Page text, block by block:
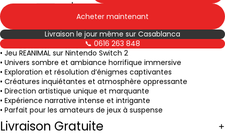
Acheter maintenant
Livraison le jour même sur Casablanca
📞 0616 263 848
• Jeu REANIMAL sur Nintendo Switch 2
• Univers sombre et ambiance horrifique immersive
• Exploration et résolution d’énigmes captivantes
• Créatures inquiétantes et atmosphère oppressante
• Direction artistique unique et marquante
• Expérience narrative intense et intrigante
• Parfait pour les amateurs de jeux à suspense
Livraison Gratuite